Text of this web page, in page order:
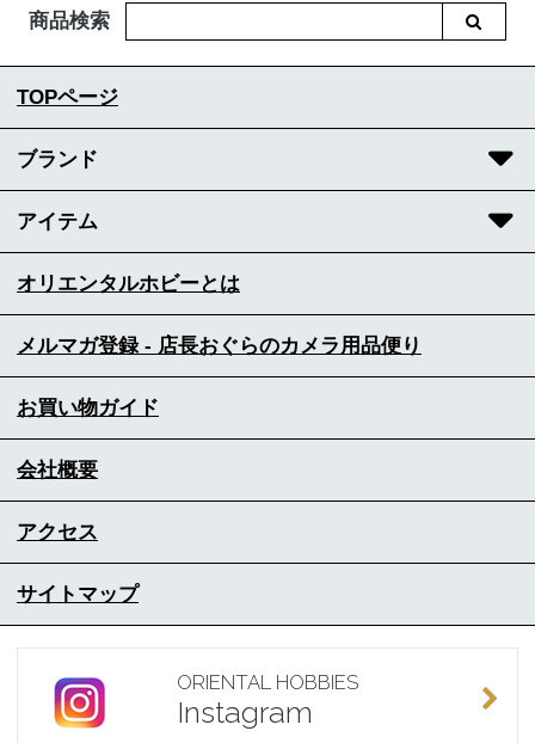
商品検索
TOPページ
ブランド
アイテム
オリエンタルホビーとは
メルマガ登録 - 店長おぐらのカメラ用品便り
お買い物ガイド
会社概要
アクセス
サイトマップ
ORIENTAL HOBBIES
Instagram